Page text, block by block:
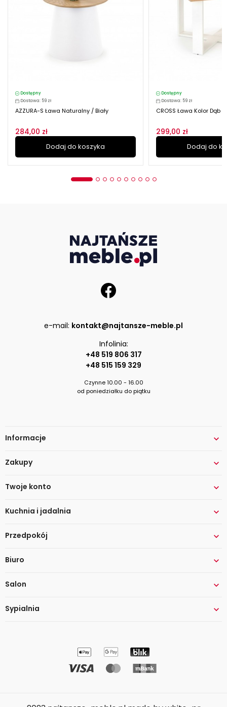
Dostępny
Dostawa: 59 zł
AZZURA-S Ława Naturalny / Biały
284,00 zł
Dodaj do koszyka
Dostępny
Dostawa: 59 zł
CROSS Ława Kolor Dąb
299,00 zł
Dodaj do
e-mail: kontakt@najtansze-meble.pl
Infolinia:
+48 519 806 317
+48 515 159 329
Czynne 10.00 - 16.00
od poniedziałku do piątku
Informacje 
Zakupy 
Twoje konto 
Kuchnia i jadalnia 
Przedpokój 
Biuro 
Salon 
Sypialnia 